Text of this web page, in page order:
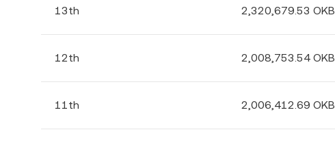
13th 2,320,679.53 OKB
12th 2,008,753.54 OKB
11th 2,006,412.69 OKB